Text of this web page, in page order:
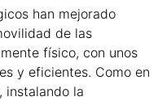
han mejorado
de las
físico, con unos
y eficientes. Como en
instalando la